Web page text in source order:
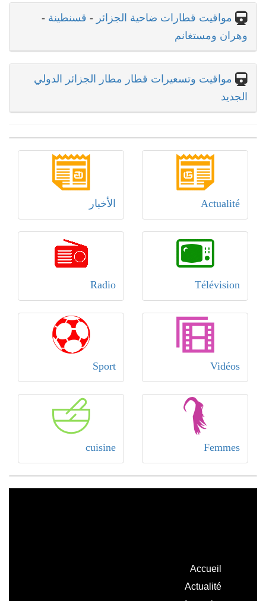
مواقيت قطارات ضاحية الجزائر - قسنطينة -
وهران ومستغانم
مواقيت وتسعيرات قطار مطار الجزائر الدولي
الجديد
Actualité الأخبار
Télévision
Radio
Vidéos
Sport
Femmes
cuisine
Accueil
Actualité